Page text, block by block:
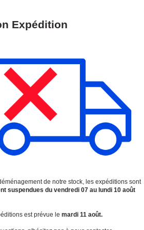
Reprise prévue le mardi